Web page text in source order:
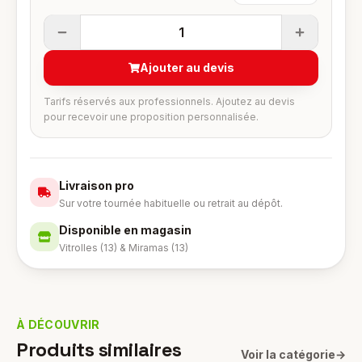
1
Ajouter au devis
Tarifs réservés aux professionnels. Ajoutez au devis
pour recevoir une proposition personnalisée.
Livraison pro
Sur votre tournée habituelle ou retrait au dépôt.
Disponible en magasin
Vitrolles (13) & Miramas (13)
À DÉCOUVRIR
Produits similaires Voir la catégorie→